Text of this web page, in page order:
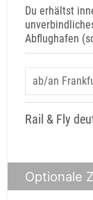
Du erhältst
Abflughafen
Rail & Fly
Optionale